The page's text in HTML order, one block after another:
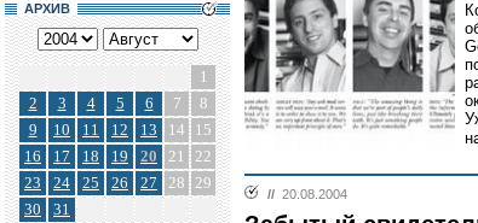
АРХИВ
1
2
3 4 5 6 7
8
9
10 11 12 13 14
15
16
17 18 19 20 21
22
23
24 25 26 27 28 29
30
31
// 20.08.2004